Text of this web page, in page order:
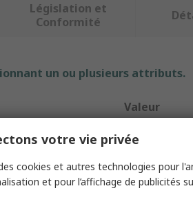
Législation et
Conformité
un ou plusieurs attributs.
Valeur
Keysight
50GHz
votre vie privée
cookies et autres technologies pour
et pour l’affichage de publicités